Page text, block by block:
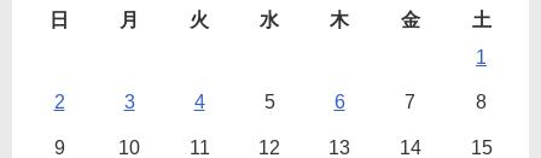
日 月 火 水 木 金
土
1
2 3 4 5 6 7 8
9 10 11 12 13 14 15